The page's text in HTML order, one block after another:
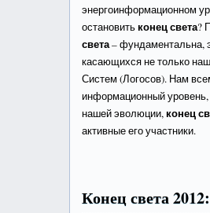
энергоинформационном
остановитьконец света?
света– фундаментальна,
касающихся не только
Систем (Логосов). Нам
информационный уровень,
нашей эволюции,конец
активные его участники.
Конец света